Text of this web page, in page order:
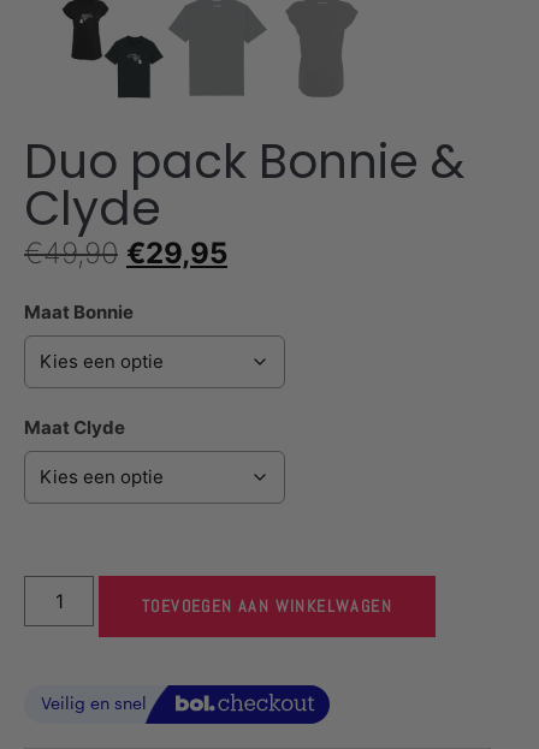
Duo pack Bonnie &
Clyde
€49,90 €29,95
Maat Bonnie
Maat Clyde
TOEVOEGEN AAN WINKELWAGEN